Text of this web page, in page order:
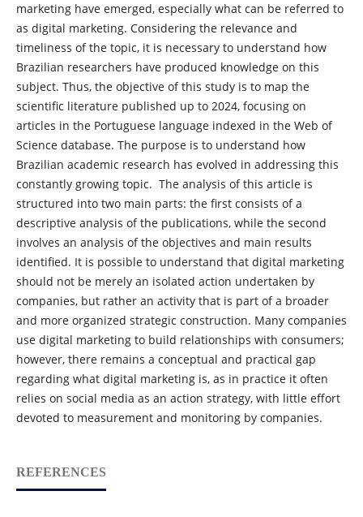
marketing have emerged, especially what can be referred to
as digital marketing. Considering the relevance and
timeliness of the topic, it is necessary to understand how
Brazilian researchers have produced knowledge on this
subject. Thus, the objective of this study is to map the
scientific literature published up to 2024, focusing on
articles in the Portuguese language indexed in the Web of
Science database. The purpose is to understand how
Brazilian academic research has evolved in addressing this
constantly growing topic. The analysis of this article is
structured into two main parts: the first consists of a
descriptive analysis of the publications, while the second
involves an analysis of the objectives and main results
identified. It is possible to understand that digital marketing
should not be merely an isolated action undertaken by
companies, but rather an activity that is part of a broader
and more organized strategic construction. Many companies
use digital marketing to build relationships with consumers;
however, there remains a conceptual and practical gap
regarding what digital marketing is, as in practice it often
relies on social media as an action strategy, with little effort
devoted to measurement and monitoring by companies.
REFERENCES